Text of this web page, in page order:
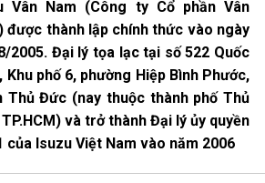
Vân Nam (Công ty Cổ phần Vân
được thành lập chính thức vào ngày
2005. Đại lý tọa lạc tại số 522 Quốc
Khu phố 6, phường Hiệp Bình Phước,
Thủ Đức (nay thuộc thành phố Thủ
và trở thành Đại lý ủy quyền
của Isuzu Việt Nam vào năm 2006